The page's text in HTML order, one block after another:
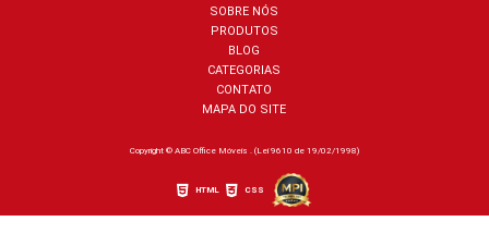
SOBRE NÓS
PRODUTOS
BLOG
CATEGORIAS
CONTATO
MAPA DO SITE
Copyright © ABC Office Móveis . (Lei 9610 de 19/02/1998)
HTML CSS